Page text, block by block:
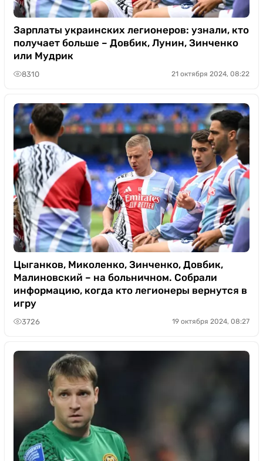
Зарплаты украинских легионеров: узнали, кто
получает больше – Довбик, Лунин, Зинченко
или Мудрик
8310 21 октября 2024, 08:22
Цыганков, Миколенко, Зинченко, Довбик,
Малиновский – на больничном. Собрали
информацию, когда кто легионеры вернутся в
игру
3726 19 октября 2024, 08:27